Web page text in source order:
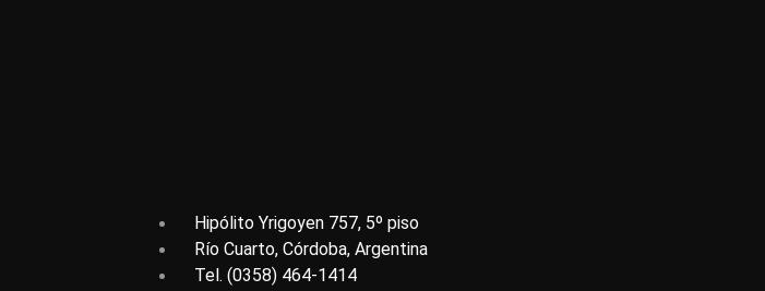
Hipólito Yrigoyen 757, 5º piso
Río Cuarto, Córdoba, Argentina
Tel. (0358) 464-1414